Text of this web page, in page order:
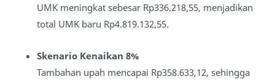
UMK meningkat sebesar Rp336.218,55, menjadikan
total UMK baru Rp4.819.132,55.
Skenario Kenaikan 8%
Tambahan upah mencapai Rp358.633,12, sehingga